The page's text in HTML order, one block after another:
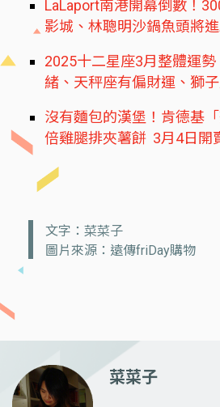
LaLaport南港開幕倒數！
影城、林聰明沙鍋魚頭將
2025十二星座3月整體運
緒、天秤座有偏財運、獅
沒有麵包的漢堡！肯德基
倍雞腿排夾薯餅 3月4日開
文字：菜菜子
圖片來源：遠傳friDay購物
菜菜子